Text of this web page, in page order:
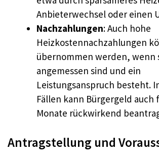
Anbieterwechsel oder einen
Nachzahlungen: Auch hohe
Heizkostennachzahlungen
übernommen werden, wenn
angemessen sind und ein
Leistungsanspruch besteht.
Fällen kann Bürgergeld auch
Monate rückwirkend
Antragstellung und